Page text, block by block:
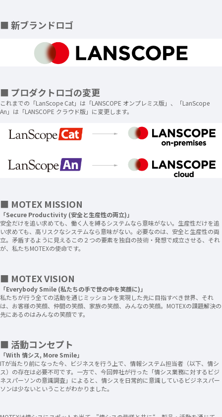
■ 新ブランドロゴ
■ プロダクトロゴの変更
これまでの「LanScope Cat」は「LANSCOPE オンプレミス版」、「LanScope
An」は「LANSCOPE クラウド版」に変更します。
■ MOTEX MISSION
「Secure Productivity (安全と生産性の両立)」
安全だけを追い求めても、働く人を縛るシステムなら意味がない。生産性だけを追
い求めても、高リスクなシステムなら意味がない。必要なのは、安全と生産性の両
立。矛盾するように見えるこの２つの要素を独自の技術・発想で成立させる、それ
が、私たちMOTEXの使命です。
■ MOTEX VISION
「Everybody Smile (私たちの手で世の中を笑顔に)」
私たちが行う全ての活動を通じミッションを実現した先に目指すべき世界、それ
は、お客様の笑顔、仲間の笑顔、家族の笑顔、みんなの笑顔​。MOTEXの課題解決の
先にあるのはみんなの笑顔です。​
■ 活動コンセプト
「With 情シス, More Smile」
ITが当たり前になった今、ビジネスを行う上で、情報システム担当者（以下、情シ
ス）の存在は必要不可です。一方で、今回弊社が行った「情シス業務に対するビジ
ネスパーソンの意識調査」によると、情シスを日常的に意識しているビジネスパー
ソンは少ないということがわかりました。